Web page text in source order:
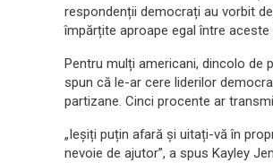
respondenții democrați au vorbit
împărțite aproape egal între aceste
Pentru mulți americani, dincolo de
spun că le-ar cere liderilor
partizane. Cinci procente ar
„Ieșiți puțin afară și uitați-vă în
nevoie de ajutor”, a spus Kayley